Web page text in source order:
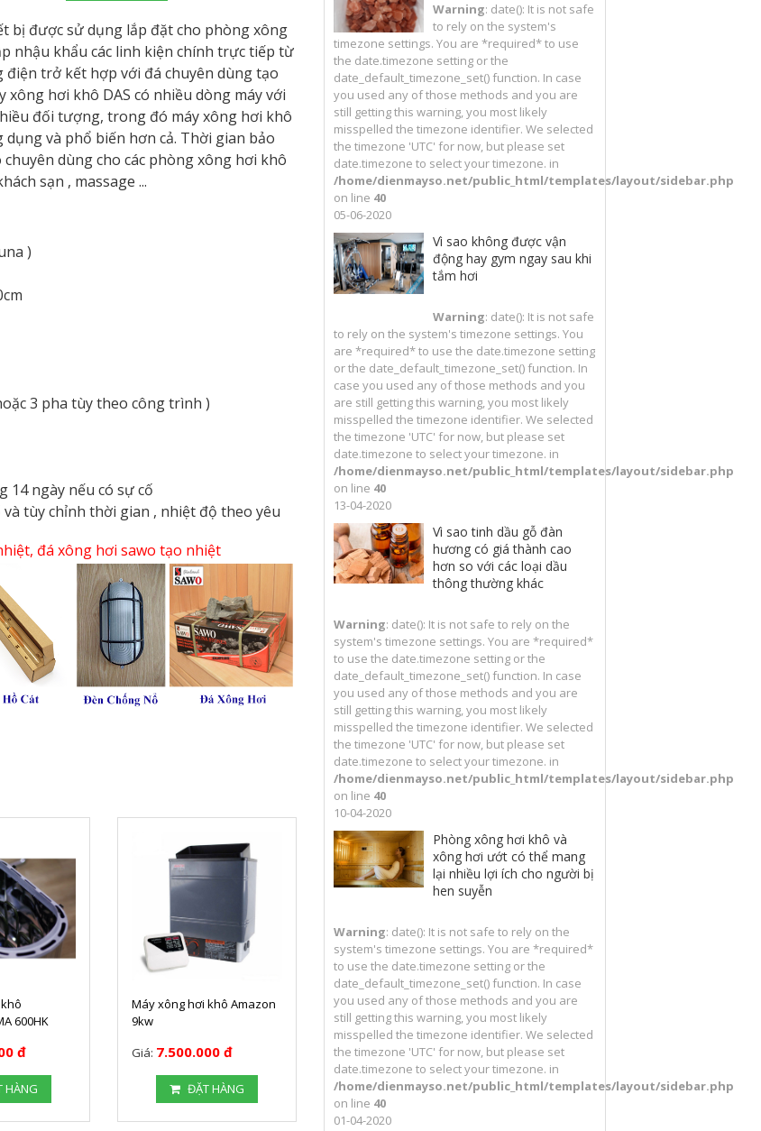
bị được sử dụng lắp đặt cho phòng xông
nhậu khẩu các linh kiện chính trực tiếp từ
điện trở kết hợp với đá chuyên dùng tạo
hơi khô DAS có nhiều dòng máy với
đối tượng, trong đó máy xông hơi khô
và phổ biến hơn cả. Thời gian bảo
dùng cho các phòng xông hơi khô
sạn , massage ...
)
3 pha tùy theo công trình )
14 ngày nếu có sự cố
tùy chỉnh thời gian , nhiệt độ theo yêu
đá xông hơi sawo tạo nhiệt
600HK
đ
HÀNG
Máy xông hơi khô Amazon
9kw
Giá: 7.500.000 đ
ĐẶT HÀNG
Warning: date(): It is not safe
to rely on the system's
timezone settings. You are *required* to use
the date.timezone setting or the
date_default_timezone_set() function. In case
you used any of those methods and you are
still getting this warning, you most likely
misspelled the timezone identifier. We selected
the timezone 'UTC' for now, but please set
date.timezone to select your timezone. in
/home/dienmayso.net/public_html/templates/layout/sidebar.php
on line 40
05-06-2020
Vì sao không được vận
động hay gym ngay sau khi
tắm hơi
Warning: date(): It is not safe
to rely on the system's timezone settings. You
are *required* to use the date.timezone setting
or the date_default_timezone_set() function. In
case you used any of those methods and you
are still getting this warning, you most likely
misspelled the timezone identifier. We selected
the timezone 'UTC' for now, but please set
date.timezone to select your timezone. in
/home/dienmayso.net/public_html/templates/layout/sidebar.php
on line 40
13-04-2020
Vì sao tinh dầu gỗ đàn
hương có giá thành cao
hơn so với các loại dầu
thông thường khác
Warning: date(): It is not safe to rely on the
system's timezone settings. You are *required*
to use the date.timezone setting or the
date_default_timezone_set() function. In case
you used any of those methods and you are
still getting this warning, you most likely
misspelled the timezone identifier. We selected
the timezone 'UTC' for now, but please set
date.timezone to select your timezone. in
/home/dienmayso.net/public_html/templates/layout/sidebar.php
on line 40
10-04-2020
Phòng xông hơi khô và
xông hơi ướt có thể mang
lại nhiều lợi ích cho người bị
hen suyễn
Warning: date(): It is not safe to rely on the
system's timezone settings. You are *required*
to use the date.timezone setting or the
date_default_timezone_set() function. In case
you used any of those methods and you are
still getting this warning, you most likely
misspelled the timezone identifier. We selected
the timezone 'UTC' for now, but please set
date.timezone to select your timezone. in
/home/dienmayso.net/public_html/templates/layout/sidebar.php
on line 40
01-04-2020